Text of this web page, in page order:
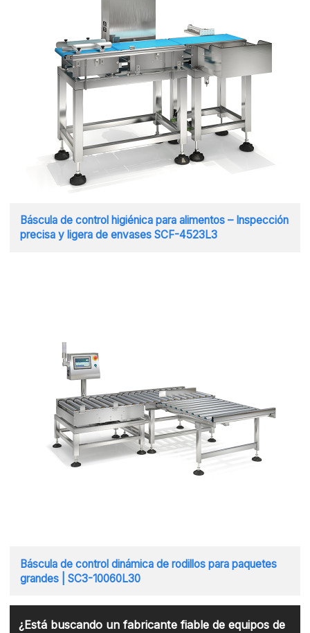
Báscula de control higiénica para alimentos – Inspección
precisa y ligera de envases SCF-4523L3
Báscula de control dinámica de rodillos para paquetes
grandes | SC3-10060L30
¿Está buscando un fabricante fiable de equipos de